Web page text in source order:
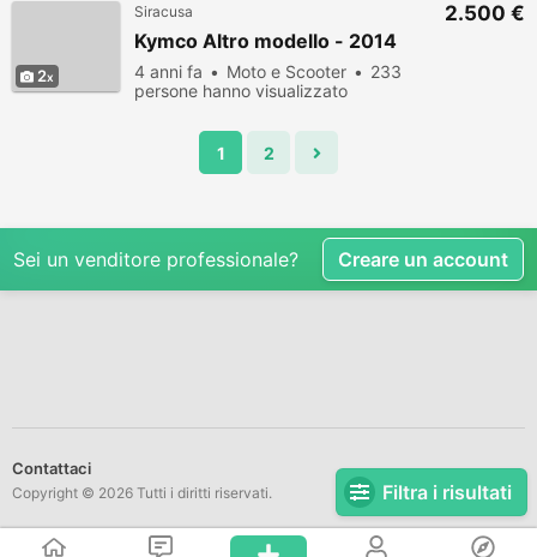
Filtra i risultati
2
Siracusa
Kymco Altro modello - 2014
4 anni fa Moto e Scooter
233
persone hanno visualizzato
2.500 €
1 2
Sei un venditore professionale? Creare un account
Contattaci
Copyright © 2026 Tutti i diritti riservati.